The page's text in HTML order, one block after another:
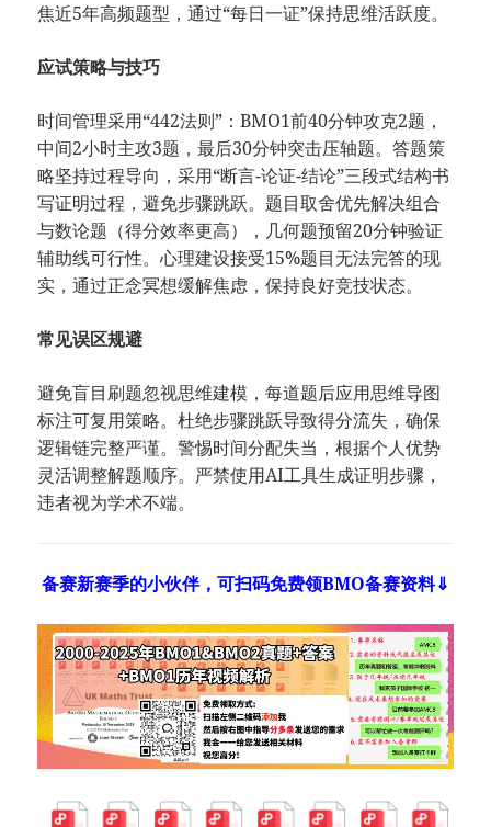
焦近5年高频题型，通过“每日一证”保持思维活跃度。
​应试策略与技巧​
时间管理采用“442法则”：BMO1前40分钟攻克2题，
中间2小时主攻3题，最后30分钟突击压轴题。答题策
略坚持过程导向，采用“断言-论证-结论”三段式结构书
写证明过程，避免步骤跳跃。题目取舍优先解决组合
与数论题（得分效率更高），几何题预留20分钟验证
辅助线可行性。心理建设接受15%题目无法完答的现
实，通过正念冥想缓解焦虑，保持良好竞技状态。
​常见误区规避​
避免盲目刷题忽视思维建模，每道题后应用思维导图
标注可复用策略。杜绝步骤跳跃导致得分流失，确保
逻辑链完整严谨。警惕时间分配失当，根据个人优势
灵活调整解题顺序。严禁使用AI工具生成证明步骤，
违者视为学术不端。
备赛新赛季的小伙伴，可扫码免费领BMO备赛资料⇓